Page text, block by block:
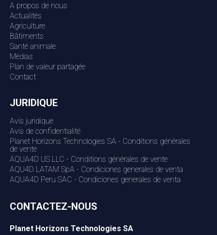
A propos de nous
Actualités
Agriculture
Bâtiments
Santé animale
Médias
Plan de valeur partagée
Contact
JURIDIQUE
Avis juridique
Avis de confidentialité
Planet Horizons Technologies SA - Conditions générales
de vente
AQUA4D US LLC - Conditions générales de vente
AQU4D LATAM SpA - Condiciones generales de venta
AQUA4D Peru SAC - Condiciones generales de venta
CONTACTEZ-NOUS
Planet Horizons Technologies SA